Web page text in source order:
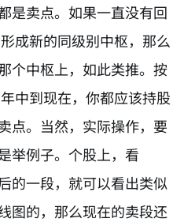
是卖点。如果一直没有回
成新的同级别中枢，那么
个中枢上，如此类推。按
中到现在，你都应该持股
点。当然，实际操作，要
举例子。个股上，看
的一段，就可以看出类似
图的，那么现在的卖段还